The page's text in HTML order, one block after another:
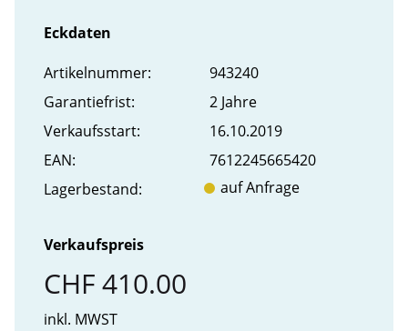
Eckdaten
Artikel­nummer:
943240
Garantiefrist:
2 Jahre
Verkaufs­start:
16.10.2019
EAN:
7612245665420
Lager­bestand:
auf Anfrage
Verkaufspreis
CHF 410.00
inkl. MWST